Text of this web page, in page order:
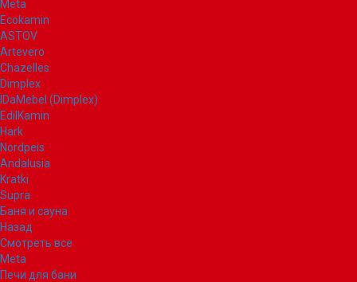
Meta
Ecokamin
ASTOV
Artevero
Chazelles
Dimplex
IDaMebel (Dimplex)
EdilKamin
Hark
Nordpeis
Andalusia
Kratki
Supra
Баня и сауна
Назад
Смотреть все
Meta
Печи для бани